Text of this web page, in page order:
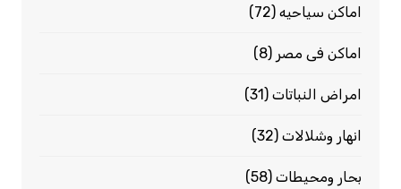
اماكن سياحيه(72)
اماكن فى مصر (8)
امراض النباتات(31)
انهار وشلالات(32)
بحار ومحيطات(58)